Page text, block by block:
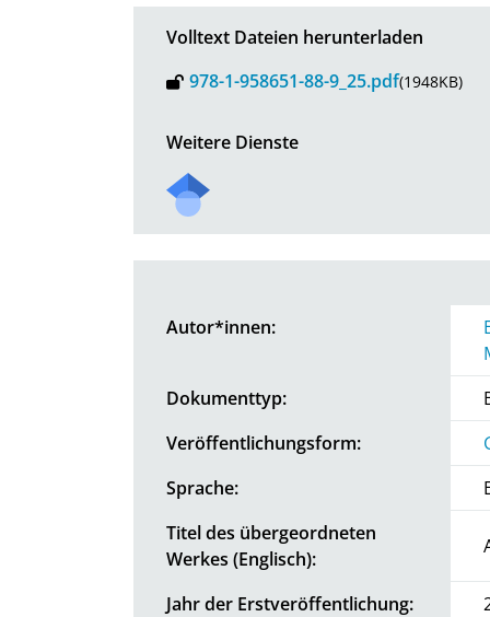
Volltext Dateien herunterladen
978-1-958651-88-9_25.pdf(1948KB)
Weitere Dienste
Autor*innen:
Dokumenttyp:
Veröffentlichungsform:
Sprache:
Titel des übergeordneten
Werkes (Englisch):
Jahr der Erstveröffentlichung: